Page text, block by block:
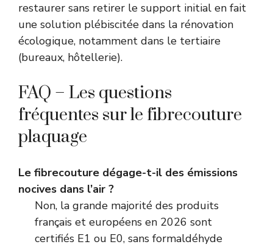
restaurer sans retirer le support initial en fait
une solution plébiscitée dans la rénovation
écologique, notamment dans le tertiaire
(bureaux, hôtellerie).
FAQ – Les questions
fréquentes sur le fibrecouture
plaquage
Le fibrecouture dégage-t-il des émissions
nocives dans l’air ?
Non, la grande majorité des produits
français et européens en 2026 sont
certifiés E1 ou E0, sans formaldéhyde